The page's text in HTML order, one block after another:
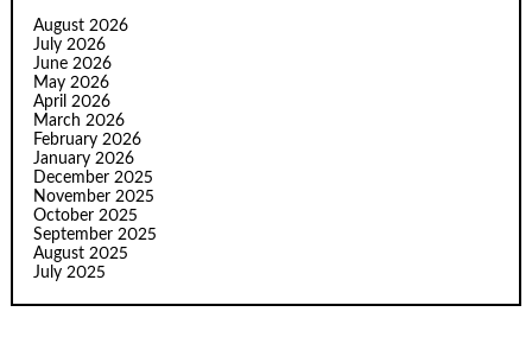
August 2026
July 2026
June 2026
May 2026
April 2026
March 2026
February 2026
January 2026
December 2025
November 2025
October 2025
September 2025
August 2025
July 2025